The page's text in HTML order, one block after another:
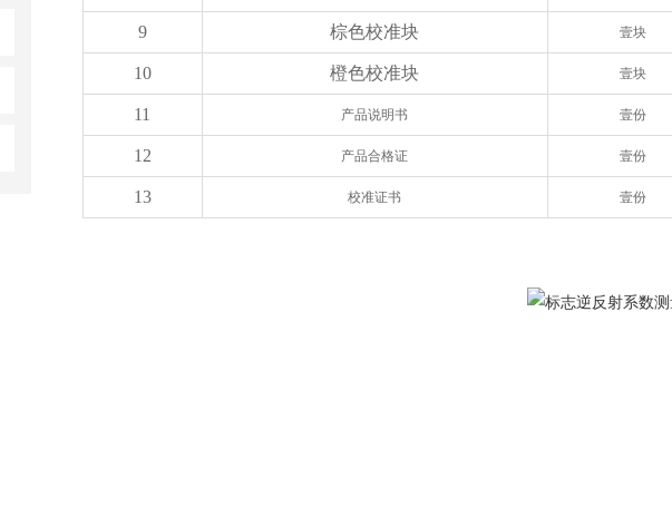
9 棕色校准块 壹块
10 橙色校准块 壹块
11 产品说明书 壹份
12 产品合格证 壹份
13 校准证书 壹份